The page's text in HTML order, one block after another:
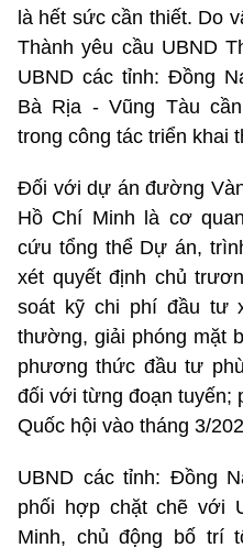
là hết sức cần thiết. Do
Thành yêu cầu UBND
UBND các tỉnh: Đồng
Bà Rịa - Vũng Tàu
trong công tác triển khai
Đối với dự án đường
Hồ Chí Minh là cơ
cứu tổng thể Dự án,
xét quyết định chủ
soát kỹ chi phí đầu tư
thường, giải phóng mặt
phương thức đầu tư
đối với từng đoạn tuyến;
Quốc hội vào tháng 3/
UBND các tỉnh: Đồng
phối hợp chặt chẽ với
Minh, chủ động bố trí